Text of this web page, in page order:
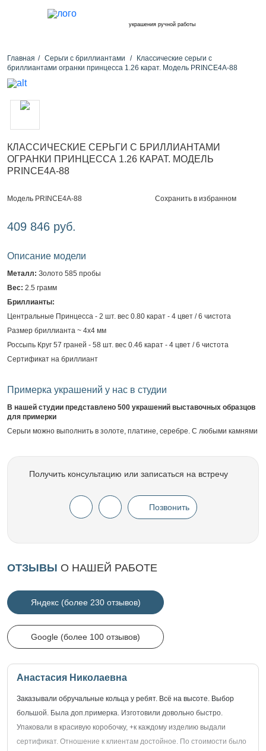
украшения ручной работы
Главная Серьги с бриллиантами
Классические серьги с
бриллиантами огранки принцесса 1.26 карат. Модель PRINCE4A-88
КЛАССИЧЕСКИЕ СЕРЬГИ С БРИЛЛИАНТАМИ
ОГРАНКИ ПРИНЦЕССА 1.26 КАРАТ. МОДЕЛЬ
PRINCE4A-88
Модель PRINCE4A-88 Сохранить в избранном
409 846 руб.
Описание модели
Металл: Золото 585 пробы
Вес: 2.5 грамм
Бриллианты:
Центральные Принцесса - 2 шт. вес 0.80 карат - 4 цвет / 6 чистота
Размер бриллианта ~ 4х4 мм
Россыпь Круг 57 граней - 58 шт. вес 0.46 карат - 4 цвет / 6 чистота
Сертификат на бриллиант
Примерка украшений у нас в студии
В нашей студии представлено 500 украшений выставочных образцов
для примерки
Серьги можно выполнить в золоте, платине, серебре. С любыми камнями
Получить консультацию или записаться на встречу
Позвонить
ОТЗЫВЫ О НАШЕЙ РАБОТЕ
Яндекс (более 230 отзывов)
Google (более 100 отзывов)
Анастасия Николаевна
Заказывали обручальные кольца у ребят. Всё на высоте. Выбор
большой. Была доп.примерка. Изготовили довольно быстро.
Упаковали в красивую коробочку, +к каждому изделию выдали
сертификат. Отношение к клиентам достойное. По стоимости было